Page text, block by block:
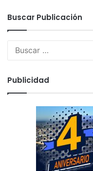
a
d
a
n
a
r
i
Buscar Publicación
Publicidad